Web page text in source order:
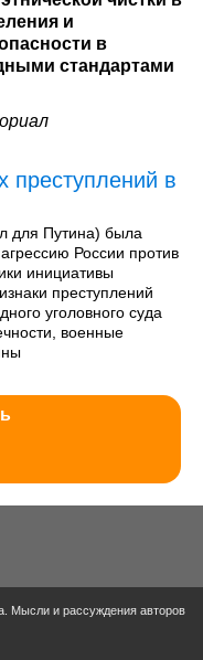
и
в
стандартами
преступлений в
для Путина) была
России против
инициативы
преступлений
уголовного суда
военные
Мысли и рассуждения авторов